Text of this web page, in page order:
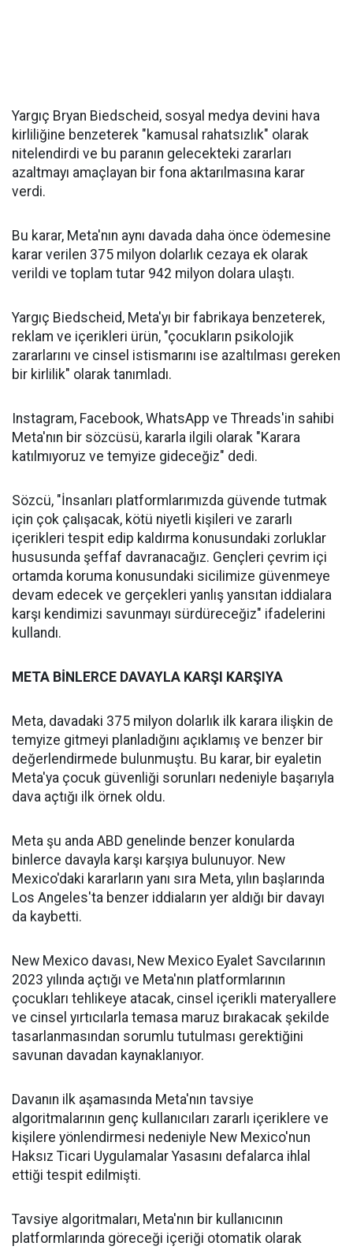
Yargıç Bryan Biedscheid, sosyal medya devini hava
kirliliğine benzeterek "kamusal rahatsızlık" olarak
nitelendirdi ve bu paranın gelecekteki zararları
azaltmayı amaçlayan bir fona aktarılmasına karar
verdi.
Bu karar, Meta'nın aynı davada daha önce ödemesine
karar verilen 375 milyon dolarlık cezaya ek olarak
verildi ve toplam tutar 942 milyon dolara ulaştı.
Yargıç Biedscheid, Meta'yı bir fabrikaya benzeterek,
reklam ve içerikleri ürün, "çocukların psikolojik
zararlarını ve cinsel istismarını ise azaltılması gereken
bir kirlilik" olarak tanımladı.
Instagram, Facebook, WhatsApp ve Threads'in sahibi
Meta'nın bir sözcüsü, kararla ilgili olarak "Karara
katılmıyoruz ve temyize gideceğiz" dedi.
Sözcü, "İnsanları platformlarımızda güvende tutmak
için çok çalışacak, kötü niyetli kişileri ve zararlı
içerikleri tespit edip kaldırma konusundaki zorluklar
hususunda şeffaf davranacağız. Gençleri çevrim içi
ortamda koruma konusundaki sicilimize güvenmeye
devam edecek ve gerçekleri yanlış yansıtan iddialara
karşı kendimizi savunmayı sürdüreceğiz" ifadelerini
kullandı.
META BİNLERCE DAVAYLA KARŞI KARŞIYA
Meta, davadaki 375 milyon dolarlık ilk karara ilişkin de
temyize gitmeyi planladığını açıklamış ve benzer bir
değerlendirmede bulunmuştu. Bu karar, bir eyaletin
Meta'ya çocuk güvenliği sorunları nedeniyle başarıyla
dava açtığı ilk örnek oldu.
Meta şu anda ABD genelinde benzer konularda
binlerce davayla karşı karşıya bulunuyor. New
Mexico'daki kararların yanı sıra Meta, yılın başlarında
Los Angeles'ta benzer iddiaların yer aldığı bir davayı
da kaybetti.
New Mexico davası, New Mexico Eyalet Savcılarının
2023 yılında açtığı ve Meta'nın platformlarının
çocukları tehlikeye atacak, cinsel içerikli materyallere
ve cinsel yırtıcılarla temasa maruz bırakacak şekilde
tasarlanmasından sorumlu tutulması gerektiğini
savunan davadan kaynaklanıyor.
Davanın ilk aşamasında Meta'nın tavsiye
algoritmalarının genç kullanıcıları zararlı içeriklere ve
kişilere yönlendirmesi nedeniyle New Mexico'nun
Haksız Ticari Uygulamalar Yasasını defalarca ihlal
ettiği tespit edilmişti.
Tavsiye algoritmaları, Meta'nın bir kullanıcının
platformlarında göreceği içeriği otomatik olarak